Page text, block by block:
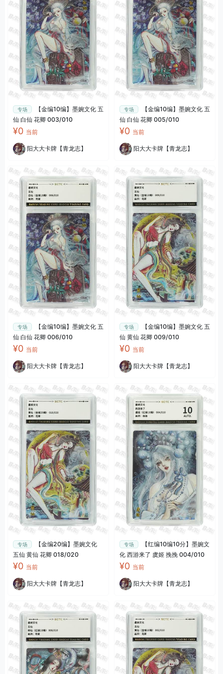
专场
【金编10编】墨婉文化 五
仙 白仙 花卿 003/010
¥0 当前
阳大大卡牌【青龙志】
专场
【金编10编】墨婉文化 五
仙 白仙 花卿 005/010
¥0 当前
阳大大卡牌【青龙志】
专场
【金编10编】墨婉文化 五
仙 白仙 花卿 006/010
¥0 当前
阳大大卡牌【青龙志】
专场
【金编10编】墨婉文化 五
仙 黄仙 花卿 009/010
¥0 当前
阳大大卡牌【青龙志】
专场
【金编20编】墨婉文化
五仙 黄仙 花卿 018/020
¥0 当前
阳大大卡牌【青龙志】
专场
【红编10编10分】墨婉文
化 西游来了 虞姬 挽挽 004/010
¥0 当前
阳大大卡牌【青龙志】